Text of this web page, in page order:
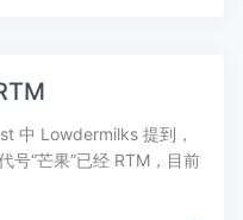
中 Lowdermilks 提到，
号“芒果”已经 RTM，目前